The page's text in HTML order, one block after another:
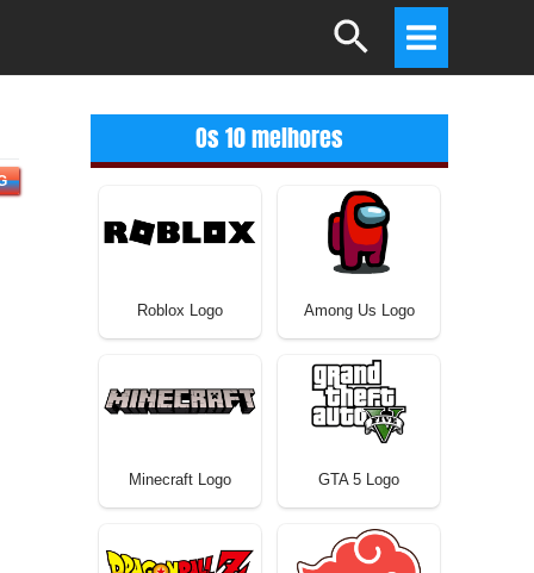
Search
Main
Menu
Os 10 melhores
Roblox Logo Among Us Logo
Minecraft Logo GTA 5 Logo